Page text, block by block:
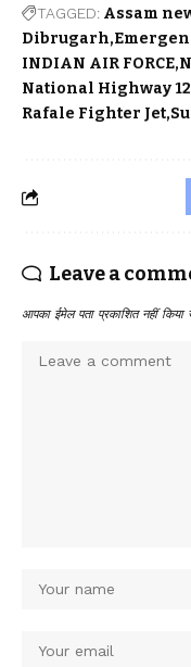
TAGGED: Assam
Dibrugarh
INDIAN AIR FORCE
National Highway
Rafale Fighter Jet
Leave a
आपका ईमेल पता प्रकाशित नहीं किया